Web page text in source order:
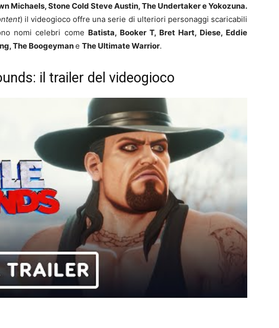
Michaels, Stone Cold Steve Austin, The Undertaker e Yokozuna.
) il videogioco offre una serie di ulteriori personaggi scaricabili
nomi celebri come Batista, Booker T, Bret Hart, Diese, Eddie
The Boogeymane The Ultimate Warrior.
il trailer del videogioco